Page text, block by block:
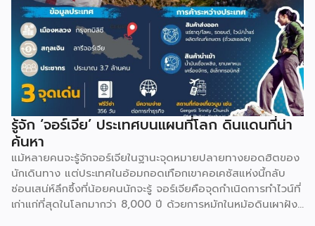
รู้จัก ‘จอร์เจีย’ ประเทศบนแผนที่โลก ดินแดนที่น่า
ค้นหา
แม้หลายคนจะรู้จักจอร์เจียในฐานะจุดหมายปลายทางยอดฮิตของ
นักเดินทาง แต่ประเทศในอ้อมกอดเทือกเขาคอเคซัสแห่งนี้กลับ
ซ่อนเสน่ห์ลึกซึ้งที่น้อยคนนักจะรู้ จอร์เจียคือจุดกำเนิดการทำไวน์ที่
เก่าแก่ที่สุดในโลกมากว่า 8,000 ปี ด้วยการหมักในหม้อดินเผาฝัง